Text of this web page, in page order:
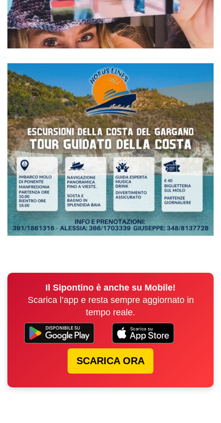
Il Sipontino è anche su Mobile!
Scarica l’app e resta sempre aggiornato in
tempo reale.
SCARICA ORA